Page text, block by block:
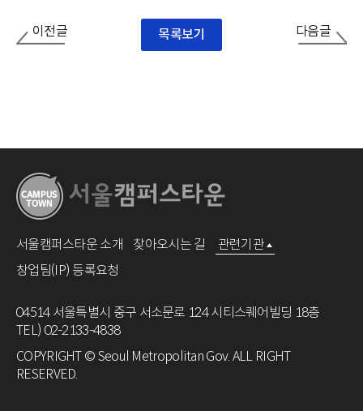
이전글 목록보기 다음글
서울캠퍼스타운 소개 찾아오시는 길
관련기관
창업팀(IP) 등록요청
04514 서울특별시 중구 서소문로 124 시티스퀘어빌딩 18층
TEL) 02-2133-4838
COPYRIGHT © Seoul Metropolitan Gov. ALL RIGHT
RESERVED.